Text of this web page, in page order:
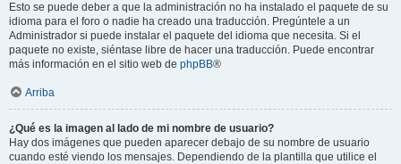
Esto se puede deber a que la administración no ha instalado el paquete de su
idioma para el foro o nadie ha creado una traducción. Pregúntele a un
Administrador si puede instalar el paquete del idioma que necesita. Si el
paquete no existe, siéntase libre de hacer una traducción. Puede encontrar
más información en el sitio web de phpBB®
Arriba
¿Qué es la imagen al lado de mi nombre de usuario?
Hay dos imágenes que pueden aparecer debajo de su nombre de usuario
cuando esté viendo los mensajes. Dependiendo de la plantilla que utilice el